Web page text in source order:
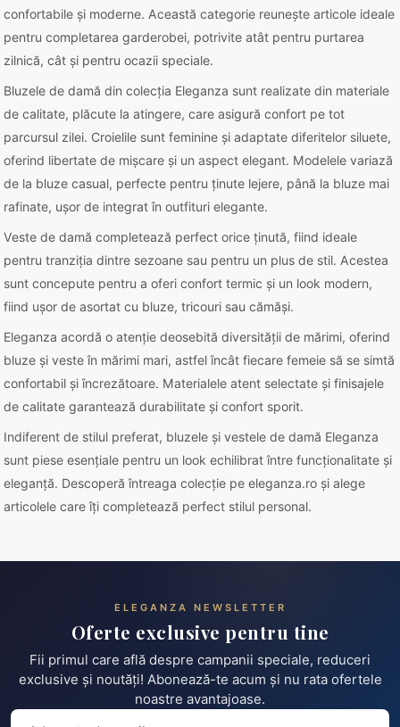
confortabile și moderne. Această categorie reunește articole ideale
pentru completarea garderobei, potrivite atât pentru purtarea
zilnică, cât și pentru ocazii speciale.
Bluzele de damă din colecția Eleganza sunt realizate din materiale
de calitate, plăcute la atingere, care asigură confort pe tot
parcursul zilei. Croielile sunt feminine și adaptate diferitelor siluete,
oferind libertate de mișcare și un aspect elegant. Modelele variază
de la bluze casual, perfecte pentru ținute lejere, până la bluze mai
rafinate, ușor de integrat în outfituri elegante.
Veste de damă completează perfect orice ținută, fiind ideale
pentru tranziția dintre sezoane sau pentru un plus de stil. Acestea
sunt concepute pentru a oferi confort termic și un look modern,
fiind ușor de asortat cu bluze, tricouri sau cămăși.
Eleganza acordă o atenție deosebită diversității de mărimi, oferind
bluze și veste în mărimi mari, astfel încât fiecare femeie să se simtă
confortabil și încrezătoare. Materialele atent selectate și finisajele
de calitate garantează durabilitate și confort sporit.
Indiferent de stilul preferat, bluzele și vestele de damă Eleganza
sunt piese esențiale pentru un look echilibrat între funcționalitate și
eleganță. Descoperă întreaga colecție pe eleganza.ro și alege
articolele care îți completează perfect stilul personal.
ELEGANZA NEWSLETTER
Oferte exclusive pentru tine
Fii primul care află despre campanii speciale, reduceri
exclusive și noutăți! Abonează-te acum și nu rata ofertele
noastre avantajoase.